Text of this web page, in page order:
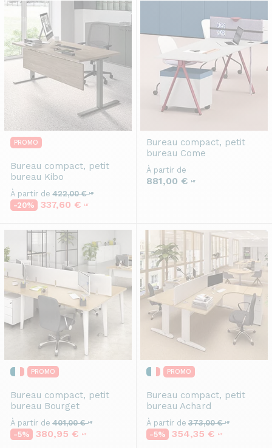
PROMO
Bureau compact, petit
bureau Kibo
À partir de 422,00 €HT
-20% 337,60 € HT
Bureau compact, petit
bureau Come
À partir de
881,00 € HT
PROMO
Bureau compact, petit
bureau Bourget
À partir de 401,00 €HT
-5% 380,95 € HT
PROMO
Bureau compact, petit
bureau Achard
À partir de 373,00 €HT
-5% 354,35 € HT